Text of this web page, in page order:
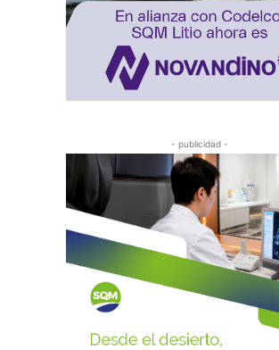
- publicidad -